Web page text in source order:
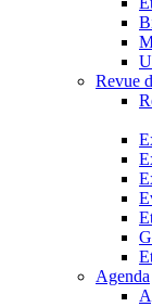
Revue
Agenda